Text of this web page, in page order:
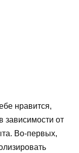
нравится,
зависимости от
Во-первых,